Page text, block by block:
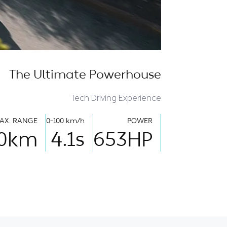
The Ultimate Powerhouse
Tech Driving Experience
POWER
653HP
0-100 km/h
4.1s
RANGE
km